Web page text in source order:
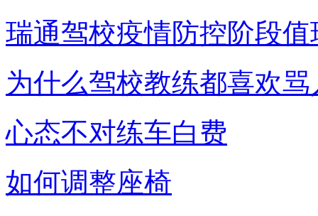
瑞通驾校疫情防控阶段值
为什么驾校教练都喜欢骂
心态不对练车白费
如何调整座椅